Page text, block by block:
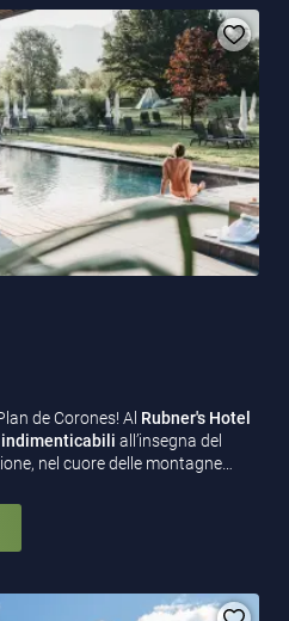
de Corones! Al Rubner's Hotel
indimenticabili all’insegna del
nel cuore delle montagne…